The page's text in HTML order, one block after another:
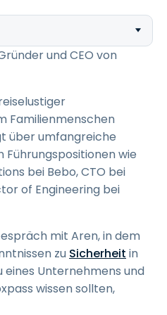
und CEO von
Familienmenschen
über umfangreiche
Führungspositionen wie
bei Bebo, CTO bei
of Engineering bei
mit Aren, in dem
zu Sicherheit in
eines Unternehmens und
wissen sollten,